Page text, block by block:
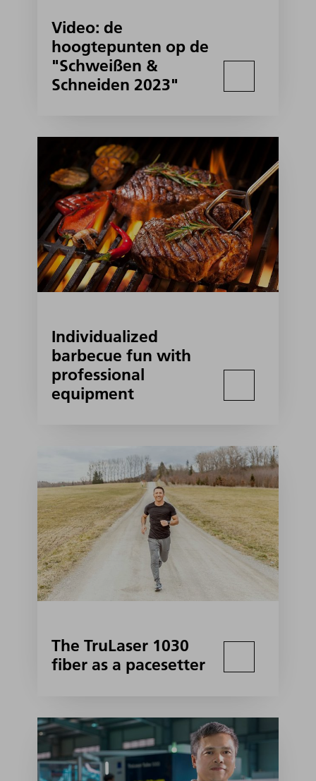
Video: de
hoogtepunten op de
"Schweißen &
Schneiden 2023"
Individualized
barbecue fun with
professional
equipment
The TruLaser 1030
fiber as a pacesetter